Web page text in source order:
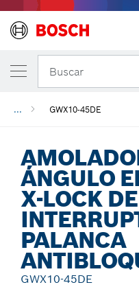
Buscar
... GWX10-45DE
ÁNGULO
X-LOCK
PALANCA
GWX10-45DE